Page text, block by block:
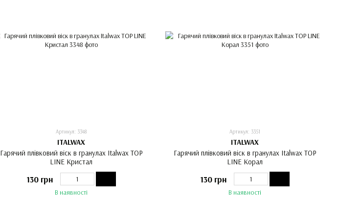
Артикул: 3348
ITALWAX
Гарячий плівковий віск в гранулах Italwax TOP
LINE Кристал
130 грн
В наявності
Артикул: 3351
ITALWAX
Гарячий плівковий віск в гранулах Italwax TOP
LINE Корал
130 грн
В наявності